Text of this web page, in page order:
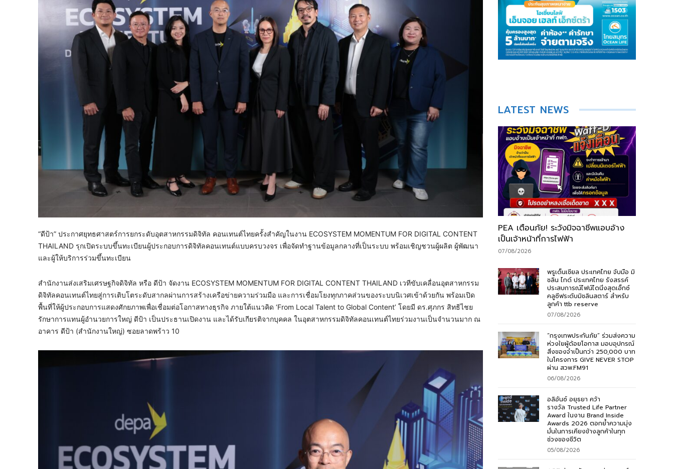
“ดีป้า” ประกาศยุทธศาสตร์การยกระดับอุตสาหกรรมดิจิทัล คอนเทนต์ไทยครั้งสำคัญในงาน ECOSYSTEM MOMENTUM FOR DIGITAL CONTENT
THAILAND รุกเปิดระบบขึ้นทะเบียนผู้ประกอบการดิจิทัลคอนเทนต์แบบครบวงจร เพื่อจัดทำฐานข้อมูลกลางที่เป็นระบบ พร้อมเชิญชวนผู้ผลิต ผู้พัฒนา
และผู้ให้บริการร่วมขึ้นทะเบียน
สำนักงานส่งเสริมเศรษฐกิจดิจิทัล หรือ ดีป้า จัดงาน ECOSYSTEM MOMENTUM FOR DIGITAL CONTENT THAILAND เวทีขับเคลื่อนอุตสาหกรรม
ดิจิทัลคอนเทนต์ไทยสู่การเติบโตระดับสากลผ่านการสร้างเครือข่ายความร่วมมือ และการเชื่อมโยงทุกภาคส่วนของระบบนิเวศเข้าด้วยกัน พร้อมเปิด
พื้นที่ให้ผู้ประกอบการแสดงศักยภาพเพื่อเชื่อมต่อโอกาสทางธุรกิจ ภายใต้แนวคิด ‘From Local Talent to Global Content’ โดยมี ดร.ศุภกร สิทธิไชย
รักษาการแทนผู้อำนวยการใหญ่ ดีป้า เป็นประธานเปิดงาน และได้รับเกียรติจากบุคคล ในอุตสาหกรรมดิจิทัลคอนเทนต์ไทยร่วมงานเป็นจำนวนมาก ณ
อาคาร ดีป้า (สำนักงานใหญ่) ซอยลาดพร้าว 10
LATEST NEWS
PEA เตือนภัย! ระวังมิจฉาชีพแอบอ้าง
เป็นเจ้าหน้าที่การไฟฟ้า
07/08/2026
พรูเด็นเชียล ประเทศไทย จับมือ มิ
ชลิน ไกด์ ประเทศไทย รังสรรค์
ประสบการณ์ไฟน์ไดนิ่งสุดเอ็กซ์
คลูซีฟระดับมิชลินสตาร์ สำหรับ
ลูกค้า ttb reserve
07/08/2026
“กรุงเทพประกันภัย” ร่วมส่งความ
ห่วงใยผู้ด้อยโอกาส มอบอุปกรณ์
สิ่งของจำเป็นกว่า 250,000 บาท
ในโครงการ GIVE NEVER STOP
ผ่าน สวพ.FM91
06/08/2026
อลิอันซ์ อยุธยา คว้า
รางวัล Trusted Life Partner
Award ในงาน Brand Inside
Awards 2026 ตอกย้ำความมุ่ง
มั่นในการเคียงข้างลูกค้าในทุก
ช่วงของชีวิต
05/08/2026